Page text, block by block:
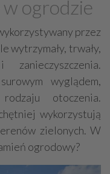
szalunki kartonowe
granitowa
Systemy kominowe
Blachy
Szkło
System barw
ogrodzie
przez
wytrzymały, trwały,
wyglądem,
otoczenia.
wykorzystują
zielonych. W
ogrodowy?